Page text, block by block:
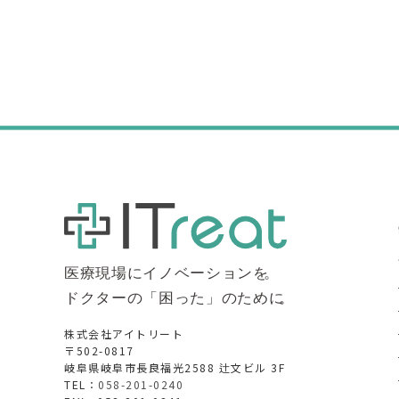
株式会社アイトリート
〒502-0817
岐阜県岐阜市長良福光2588 辻文ビル 3F
TEL： 058-201-0240